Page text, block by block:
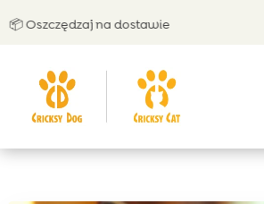
na dostawie